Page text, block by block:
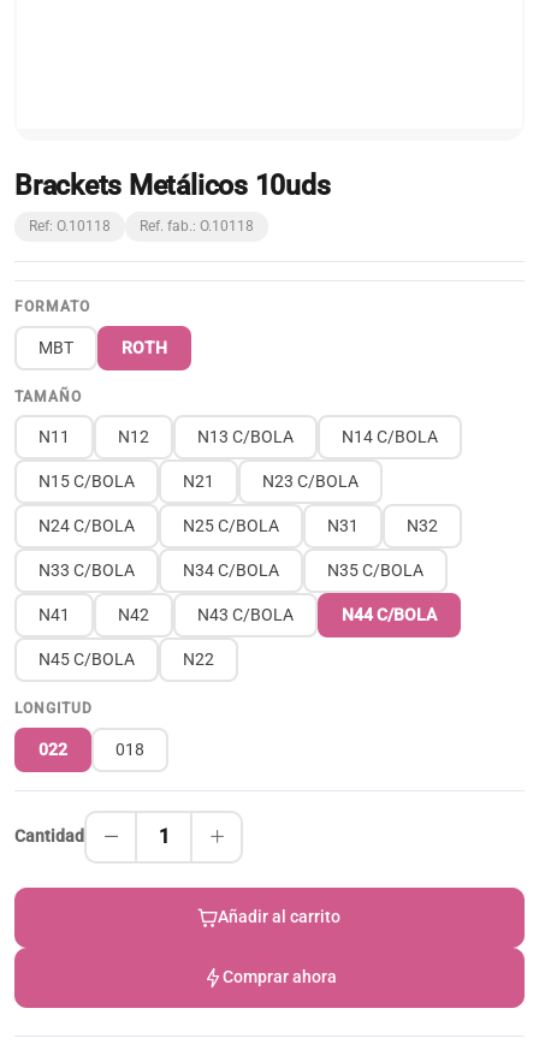
Brackets Metálicos 10uds
Ref: O.10118 Ref. fab.: O.10118
FORMATO
MBT ROTH
TAMAÑO
N11 N12 N13 C/BOLA N14 C/BOLA
N15 C/BOLA N21 N23 C/BOLA
N24 C/BOLA N25 C/BOLA N31 N32
N33 C/BOLA N34 C/BOLA N35 C/BOLA
N41 N42 N43 C/BOLA N44 C/BOLA
N45 C/BOLA N22
LONGITUD
022 018
Cantidad 1
Añadir al carrito
Comprar ahora